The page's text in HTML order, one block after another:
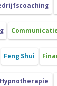
Feng Shui
Hypnotherapie